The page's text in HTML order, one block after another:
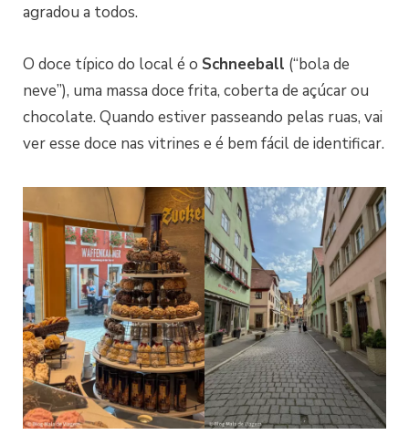
agradou a todos.
O doce típico do local é o Schneeball (“bola de
neve”), uma massa doce frita, coberta de açúcar ou
chocolate. Quando estiver passeando pelas ruas, vai
ver esse doce nas vitrines e é bem fácil de identificar.